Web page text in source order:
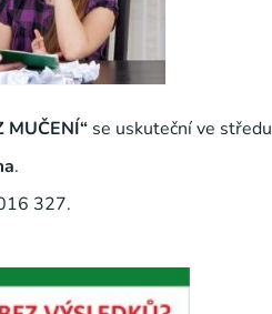
MUČENÍ“ se uskuteční ve středu
.
327.